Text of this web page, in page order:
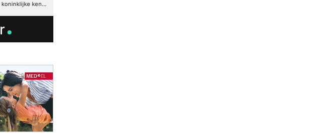
koninklijke kentalis, scheveningen